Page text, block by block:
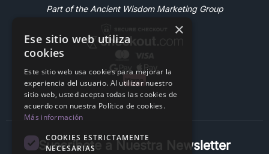
Part of the Ancient Wisdom Marketing Group
Suscríbete a Nuestra Newsletter
×
Ese sitio web utiliza
cookies
Este sitio web usa cookies para mejorar la
experiencia del usuario. Al utilizar nuestro
sitio web, usted acepta todas las cookies de
acuerdo con nuestra Política de cookies.
Más información
COOKIES ESTRICTAMENTE
NECESARIAS